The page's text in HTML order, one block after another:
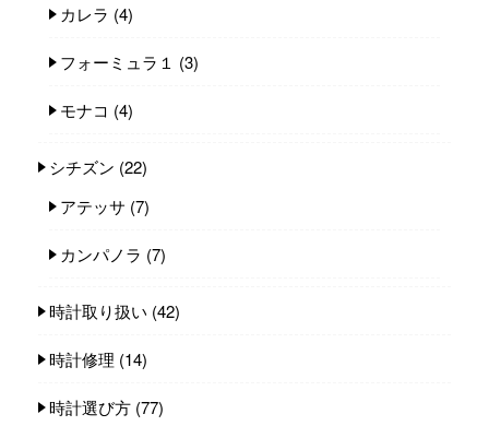
カレラ (4)
フォーミュラ１ (3)
モナコ (4)
シチズン (22)
アテッサ (7)
カンパノラ (7)
時計取り扱い (42)
時計修理 (14)
時計選び方 (77)